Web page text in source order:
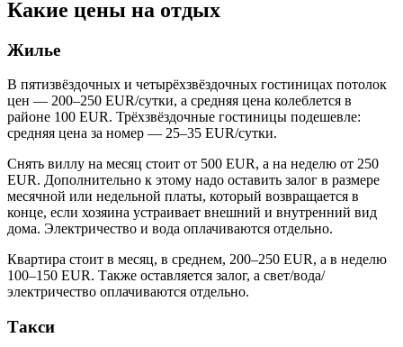
Какие цены на отдых
Жилье
В пятизвёздочных и четырёхзвёздочных гостиницах потолок
цен — 200–250 EUR/сутки, а средняя цена колеблется в
районе 100 EUR. Трёхзвёздочные гостиницы подешевле:
средняя цена за номер — 25–35 EUR/сутки.
Снять виллу на месяц стоит от 500 EUR, а на неделю от 250
EUR. Дополнительно к этому надо оставить залог в размере
месячной или недельной платы, который возвращается в
конце, если хозяина устраивает внешний и внутренний вид
дома. Электричество и вода оплачиваются отдельно.
Квартира стоит в месяц, в среднем, 200–250 EUR, а в неделю
100–150 EUR. Также оставляется залог, а свет/вода/
электричество оплачиваются отдельно.
Такси